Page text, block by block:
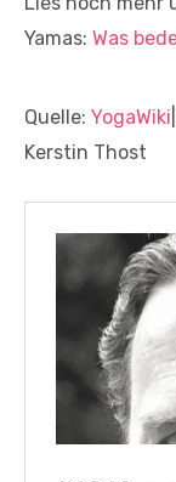
Yamas: Was
Quelle: YogaWiki
Kerstin Thost